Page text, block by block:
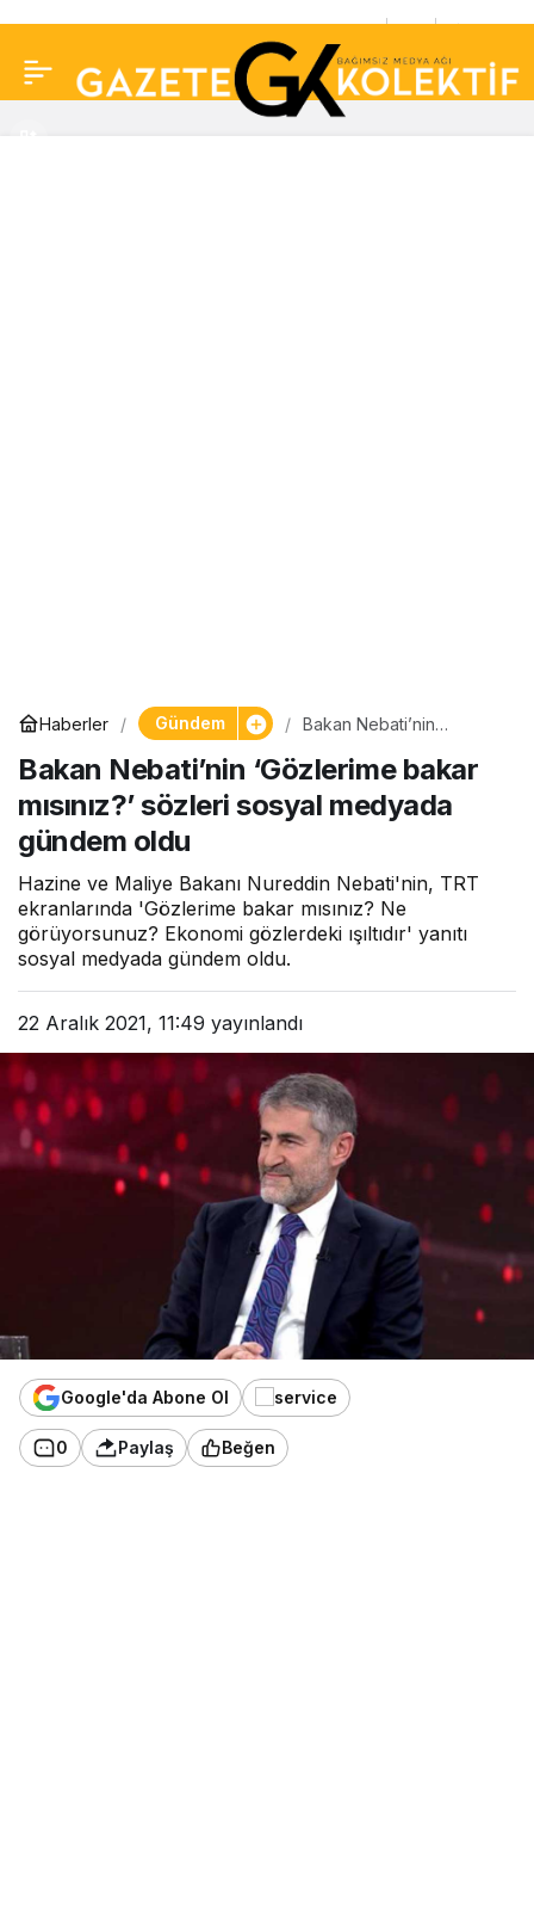
Haberler Gündem
Bakan Nebati’nin
mısınız?’ sözleri sosyal
medyada gündem oldu
Bakan Nebati’nin ‘Gözlerime bakar
mısınız?’ sözleri sosyal medyada
gündem oldu
Hazine ve Maliye Bakanı Nureddin Nebati'nin, TRT
ekranlarında 'Gözlerime bakar mısınız? Ne
görüyorsunuz? Ekonomi gözlerdeki ışıltıdır' yanıtı
sosyal medyada gündem oldu.
22 Aralık 2021, 11:49 yayınlandı
Google'da Abone Ol
0 Paylaş Beğen
dövizdeki düşüş dikkate